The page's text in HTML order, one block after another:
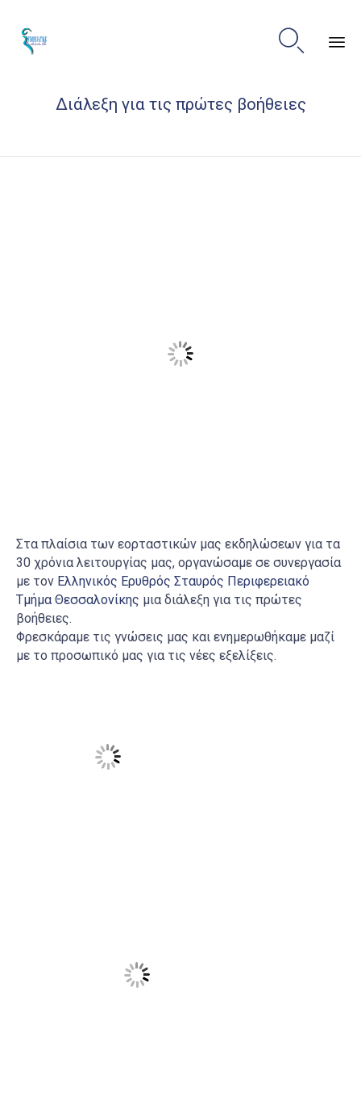

Διάλεξη για τις πρώτες βοήθειες
Στα πλαίσια των εορταστικών μας εκδηλώσεων για τα
30 χρόνια λειτουργίας μας, οργανώσαμε σε συνεργασία
με τον Ελληνικός Ερυθρός Σταυρός Περιφερειακό
Τμήμα Θεσσαλονίκης μια διάλεξη για τις πρώτες
βοήθειες.
Φρεσκάραμε τις γνώσεις μας και ενημερωθήκαμε μαζί
με το προσωπικό μας για τις νέες εξελίξεις.